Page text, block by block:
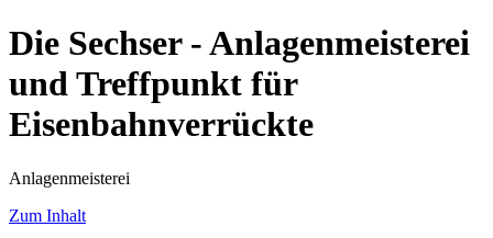
Die Sechser - Anlagenmeisterei
und Treffpunkt für
Eisenbahnverrückte
Anlagenmeisterei
Zum Inhalt